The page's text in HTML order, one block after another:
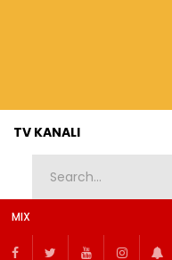
TV KANALI
MIX